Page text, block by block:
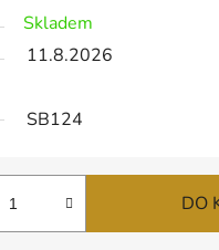
Skladem
11.8.2026
SB124
DO